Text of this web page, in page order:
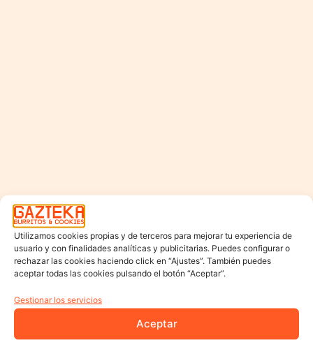
Utilizamos cookies propias y de terceros para mejorar tu experiencia de
usuario y con finalidades analíticas y publicitarias. Puedes configurar o
rechazar las cookies haciendo click en “Ajustes”. También puedes
aceptar todas las cookies pulsando el botón “Aceptar”.
Gestionar los servicios
Aceptar